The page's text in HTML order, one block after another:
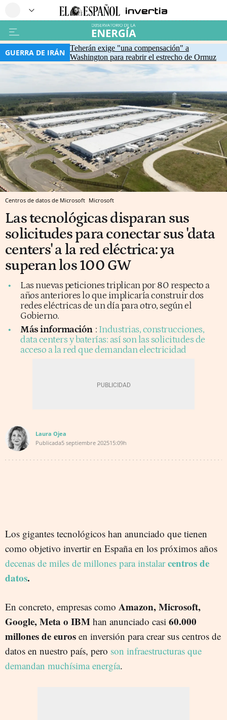
GUERRA DE IRÁN Teherán exige "una compensación" a
Washington para reabrir el estrecho de Ormuz
Centros de datos de Microsoft Microsoft
Las tecnológicas disparan sus
solicitudes para conectar sus 'data
centers' a la red eléctrica: ya
superan los 100 GW
Las nuevas peticiones triplican por 80 respecto a
años anteriores lo que implicaría construir dos
redes eléctricas de un día para otro, según el
Gobierno.
Más información : Industrias, construcciones,
data centers y baterías: así son las solicitudes de
acceso a la red que demandan electricidad
Laura Ojea
Publicada5 septiembre 202515:09h
Los gigantes tecnológicos han anunciado que tienen
como objetivo invertir en España en los próximos años
decenas de miles de millones para instalarcentros de
datos.
En concreto, empresas como Amazon, Microsoft,
Google, Meta o IBM han anunciado casi 60.000
millones de euros en inversión para crear sus centros de
datos en nuestro país, pero son infraestructuras que
demandan muchísima energía.